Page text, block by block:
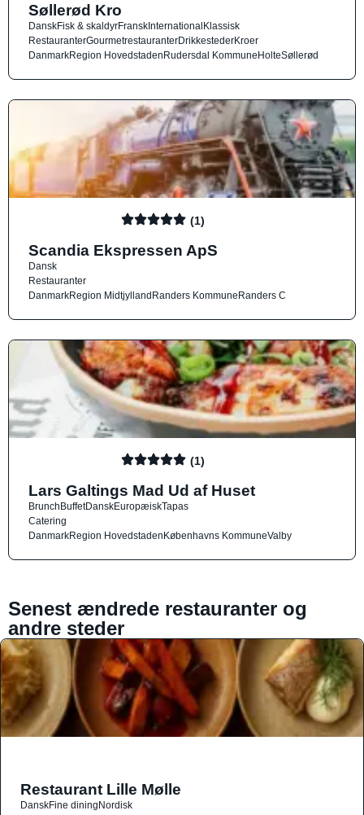
Søllerød Kro
DanskFisk & skaldyrFranskInternationalKlassisk
RestauranterGourmetrestauranterDrikkestederKroer
DanmarkRegion HovedstadenRudersdal KommuneHolteSøllerød
(1)
Scandia Ekspressen ApS
Dansk
Restauranter
DanmarkRegion MidtjyllandRanders KommuneRanders C
(1)
Lars Galtings Mad Ud af Huset
BrunchBuffetDanskEuropæiskTapas
Catering
DanmarkRegion HovedstadenKøbenhavns KommuneValby
Senest ændrede restauranter og
andre steder
Restaurant Lille Mølle
DanskFine diningNordisk